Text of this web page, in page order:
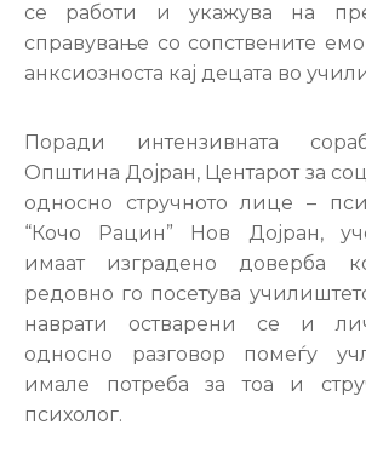
се работи и укажува на
справување со сопствените
анксиозноста кај децата во
Поради интензивната
Општина Дојран, Центарот за
односно стручното лице –
“Кочо Рацин” Нов Дојран,
имаат изградено доверба
редовно го посетува
наврати остварени се и
односно разговор помеѓу
имале потреба за тоа и
психолог.